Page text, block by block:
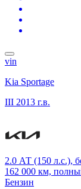
vin
Kia Sportage
III 2013 г.в.
2.0 АТ (150 л.с.),
162 000 км,
Бензин